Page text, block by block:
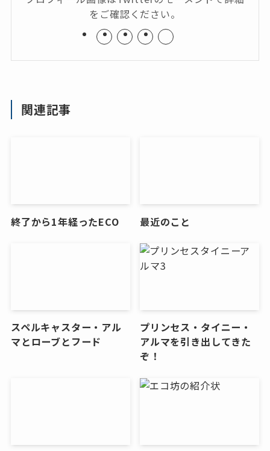
をご確認ください。
関連記事
終了から1年経ったECO 最近のこと
スペルキャスター・アル
マとローブとフード
プリンセス・タイニー・
アルマを引き出してきた
ぞ！